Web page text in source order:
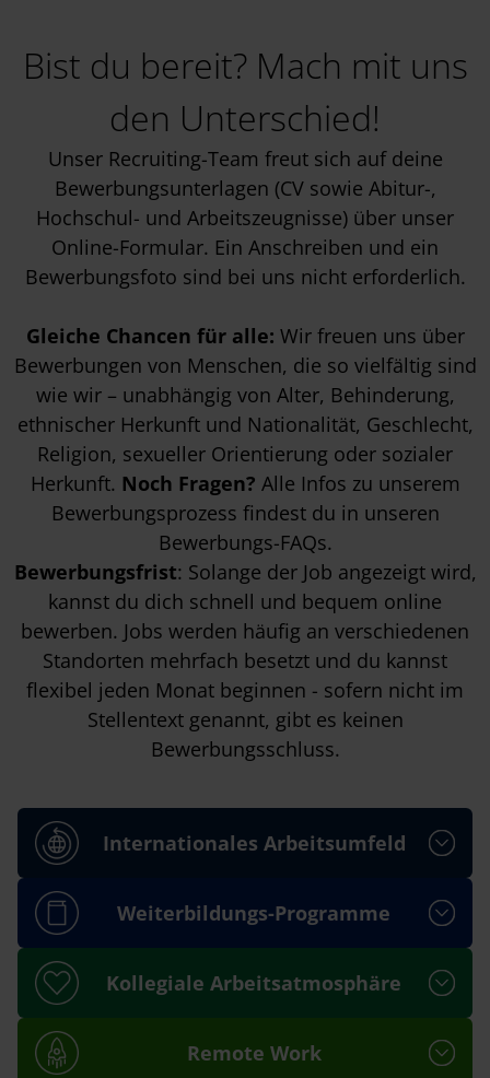
Bist du bereit? Mach mit uns
den Unterschied!
Unser Recruiting-Team freut sich auf deine
Bewerbungsunterlagen (CV sowie Abitur-,
Hochschul- und Arbeitszeugnisse) über unser
Online-Formular. Ein Anschreiben und ein
Bewerbungsfoto sind bei uns nicht erforderlich.
Gleiche Chancen für alle: Wir freuen uns über
Bewerbungen von Menschen, die so vielfältig sind
wie wir – unabhängig von Alter, Behinderung,
ethnischer Herkunft und Nationalität, Geschlecht,
Religion, sexueller Orientierung oder sozialer
Herkunft. Noch Fragen? Alle Infos zu unserem
Bewerbungsprozess findest du in unseren
Bewerbungs-FAQs.
Bewerbungsfrist: Solange der Job angezeigt wird,
kannst du dich schnell und bequem online
bewerben. Jobs werden häufig an verschiedenen
Standorten mehrfach besetzt und du kannst
flexibel jeden Monat beginnen - sofern nicht im
Stellentext genannt, gibt es keinen
Bewerbungsschluss.
Internationales Arbeitsumfeld
Weiterbildungs-Programme
Kollegiale Arbeitsatmosphäre
Remote Work